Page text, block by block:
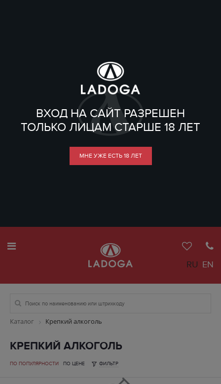
ВХОД НА САЙТ РАЗРЕШЕН
ТОЛЬКО ЛИЦАМ СТАРШЕ 18 ЛЕТ
МНЕ УЖЕ ЕСТЬ 18 ЛЕТ
RU EN
Каталог Крепкий алкоголь
КРЕПКИЙ АЛКОГОЛЬ
ПО ПОПУЛЯРНОСТИ ПО ЦЕНЕ ФИЛЬТР